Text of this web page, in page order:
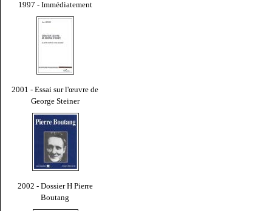
1997 - Immédiatement
2001 - Essai sur l'œuvre de
George Steiner
2002 - Dossier H Pierre
Boutang